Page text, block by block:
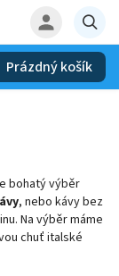
Prázdný košík
bohatý výběr
, nebo kávy bez
Na výběr máme
chuť italské